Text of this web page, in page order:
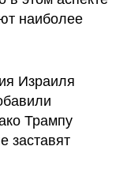
наиболее
Израиля
Трампу
заставят